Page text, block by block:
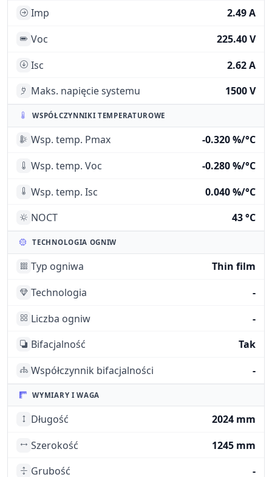
Imp
2.49 A
Voc
225.40 V
Isc
2.62 A
Maks. napięcie systemu
1500 V
WSPÓŁCZYNNIKI TEMPERATUROWE
Wsp. temp. Pmax
-0.320 %/°C
Wsp. temp. Voc
-0.280 %/°C
Wsp. temp. Isc
0.040 %/°C
NOCT
43 °C
TECHNOLOGIA OGNIW
Typ ogniwa
Thin film
Technologia
-
Liczba ogniw
-
Bifacjalność
Tak
Współczynnik bifacjalności
-
WYMIARY I WAGA
Długość
2024 mm
Szerokość
1245 mm
Grubość
-